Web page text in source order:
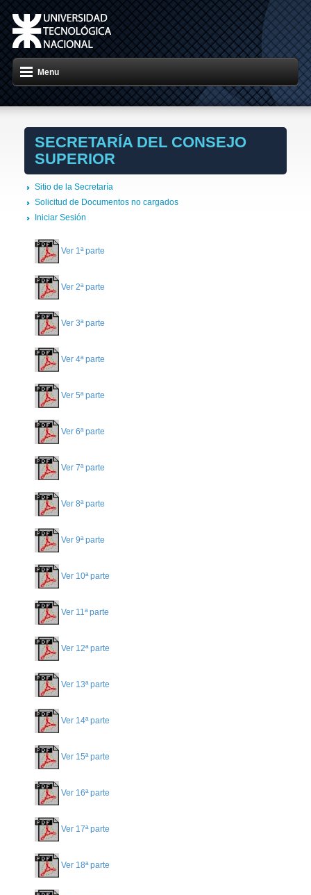
Menu
SECRETARÍA DEL CONSEJO
SUPERIOR
Sitio de la Secretaría
Solicitud de Documentos no cargados
Iniciar Sesión
Ver 1ª parte
Ver 2ª parte
Ver 3ª parte
Ver 4ª parte
Ver 5ª parte
Ver 6ª parte
Ver 7ª parte
Ver 8ª parte
Ver 9ª parte
Ver 10ª parte
Ver 11ª parte
Ver 12ª parte
Ver 13ª parte
Ver 14ª parte
Ver 15ª parte
Ver 16ª parte
Ver 17ª parte
Ver 18ª parte